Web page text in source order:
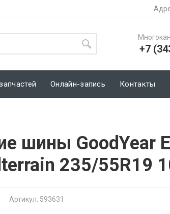
+7
Онлайн-запись Контакты
шины GoodYear
235/55R19
Артикул: 593631